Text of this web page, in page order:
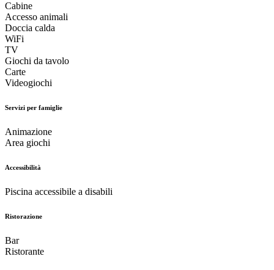
Cabine
Accesso animali
Doccia calda
WiFi
TV
Giochi da tavolo
Carte
Videogiochi
Servizi per famiglie
Animazione
Area giochi
Accessibilità
Piscina accessibile a disabili
Ristorazione
Bar
Ristorante